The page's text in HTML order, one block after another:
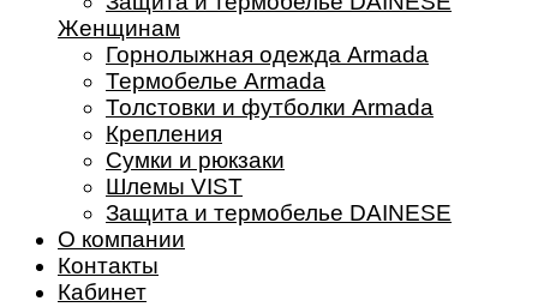
Женщинам
Горнолыжная одежда Armada
Термобелье Armada
Толстовки и футболки Armada
Крепления
Сумки и рюкзаки
Шлемы VIST
Защита и термобелье DAINESE
О компании
Контакты
Кабинет